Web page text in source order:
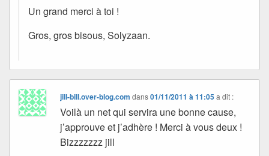
Un grand merci à toi !
Gros, gros bisous, Solyzaan.
jill-bill.over-blog.com dans01/11/2011 à 11:05 a dit :
Voilà un net qui servira une bonne cause,
j’approuve et j’adhère ! Merci à vous deux !
Bizzzzzzz jill